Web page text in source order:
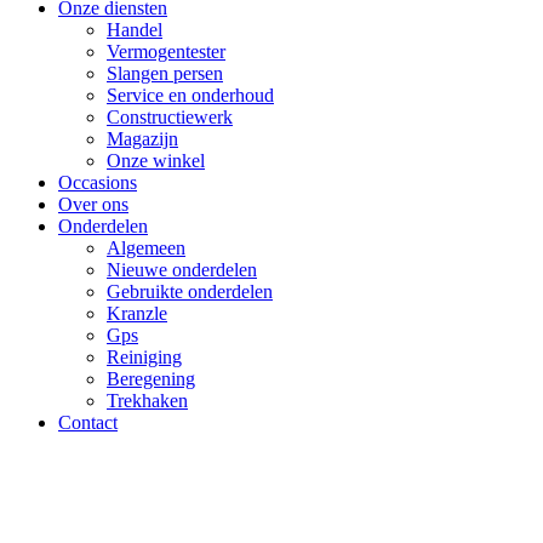
Onze diensten
Handel
Vermogentester
Slangen persen
Service en onderhoud
Constructiewerk
Magazijn
Onze winkel
Occasions
Over ons
Onderdelen
Algemeen
Nieuwe onderdelen
Gebruikte onderdelen
Kranzle
Gps
Reiniging
Beregening
Trekhaken
Contact